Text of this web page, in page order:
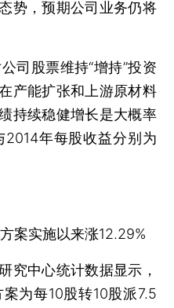
势，预期公司业务仍将
股票维持“增持”投资
产能扩张和上游原材料
持续稳健增长是大概率
年每股收益分别为
实施以来涨12.29%
中心统计数据显示，
为每10股转10股派7.5